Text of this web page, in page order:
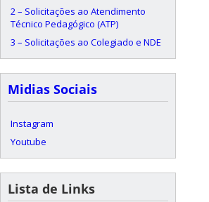
2 – Solicitações ao Atendimento
Técnico Pedagógico (ATP)
3 – Solicitações ao Colegiado e NDE
Midias Sociais
Instagram
Youtube
Lista de Links